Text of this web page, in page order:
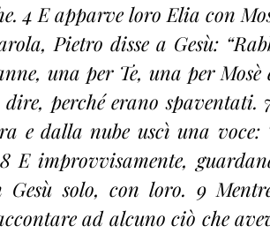
4 E apparve loro Elia con
Pietro disse a Gesù:
una per Te, una per
perché erano spaventati.
e dalla nube uscì una voce:
E improvvisamente,
solo, con loro. 9
ad alcuno ciò che